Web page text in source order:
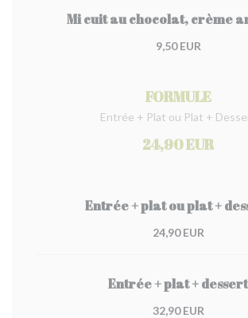
Mi cuit au chocolat, crème
9,50 EUR
FORMULE
Entrée + Plat ou Plat +
24,90 EUR
Entrée + plat ou plat +
24,90 EUR
Entrée + plat + dessert
32,90 EUR